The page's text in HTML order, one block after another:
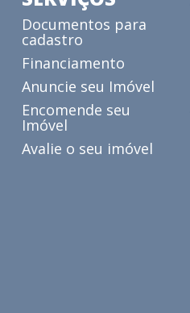
Documentos para
cadastro
Financiamento
Anuncie seu Imóvel
Encomende seu
Imóvel
Avalie o seu imóvel